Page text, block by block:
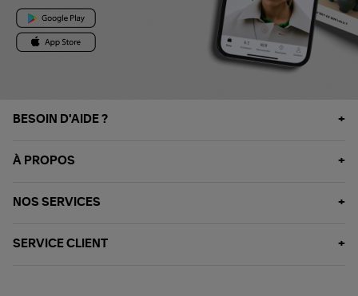
BESOIN D'AIDE ?
À PROPOS
NOS SERVICES
SERVICE CLIENT